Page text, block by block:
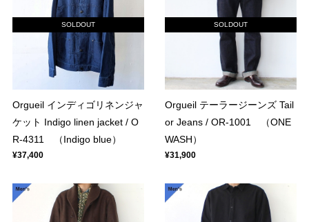
SOLDOUT
Orgueil インディゴリネンジャ
ケット Indigo linen jacket / O
R-4311 （Indigo blue）
¥37,400
SOLDOUT
Orgueil テーラージーンズ Tail
or Jeans / OR-1001 （ONE
WASH）
¥31,900